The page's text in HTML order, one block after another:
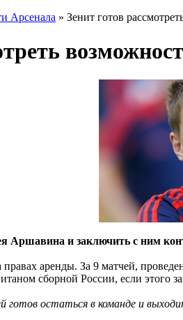
Арсенала » Зенит готов
Аршавина и заключить с ним
аренды. За 9 матчей,
сборной России, если этого
остаться в команде и